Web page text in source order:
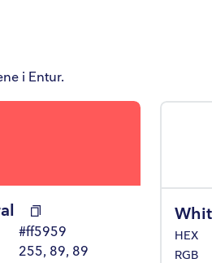
i Entur.
#ff5959
255, 89, 89
HEX
RGB